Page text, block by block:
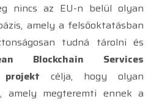
nincs az EU-n belül olyan
amely a felsőoktatásban
tudná tárolni és
Blockchain Services
célja, hogy olyan
amely megteremti ennek a